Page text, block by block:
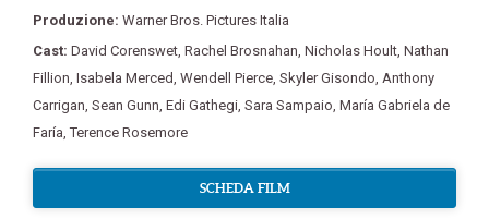
Produzione: Warner Bros. Pictures Italia
Cast: David Corenswet, Rachel Brosnahan, Nicholas Hoult, Nathan
Fillion, Isabela Merced, Wendell Pierce, Skyler Gisondo, Anthony
Carrigan, Sean Gunn, Edi Gathegi, Sara Sampaio, María Gabriela de
Faría,Terence Rosemore
SCHEDA FILM